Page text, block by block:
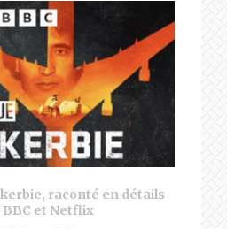
raconté en détails
BBC et Netflix